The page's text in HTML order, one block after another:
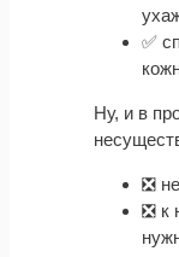
✅
Ну, и в
❎
❎ к